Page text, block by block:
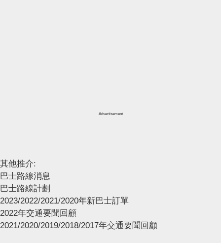
Advertisement
其他推介:
巴士路線消息
巴士路線計劃
2023/2022/2021/2020年新巴士訂單
2022年交通要聞回顧
2021/2020/2019/2018/2017年交通要聞回顧